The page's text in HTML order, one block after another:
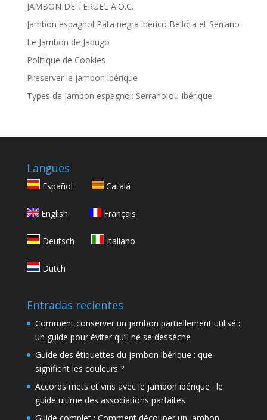
JAMBON DE TERUEL A.O.C.
Jambon espagnol Pata negra iberico Bellota et Serrano
Le Jambon de Jabugo
Politique de Cookies
Preserver le jambon ibérique
Types de jambon espagnol: Serrano ou Ibérique
Langues
Español Català
English Français
Deutsch Italiano
Dutch
Entradas recientes
Comment conserver un jambon partiellement utilisé :
un guide pour éviter qu’il ne se dessèche
Guide des étiquettes du jambon ibérique : que
signifient les couleurs ?
Accords mets et vins avec le jambon ibérique : le
guide ultime des associations parfaites